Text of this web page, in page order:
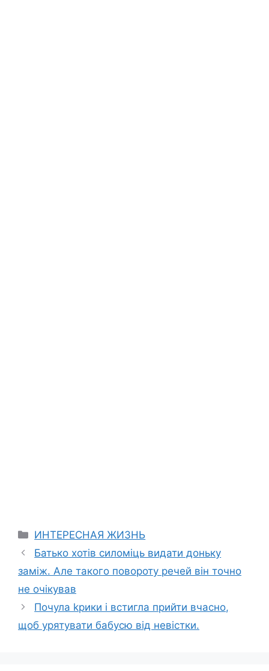
Categories
ИНТЕРЕСНАЯ ЖИЗНЬ
Батько хотів силоміць видати доньку
заміж. Але такого повороту речей він точно
не очікував
Почула kрики і встигла прийти вчасно,
щоб урятувати бабусю від невістки.